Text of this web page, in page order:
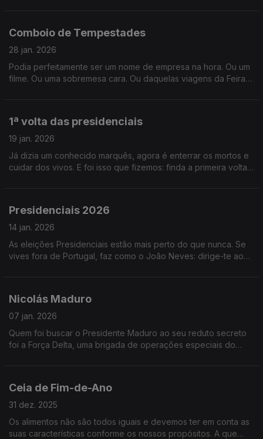
Comboio de Tempestades
28 jan. 2026
Podia perfeitamente ser um nome de empresa na hora. Ou um
filme. Ou uma sobremesa cara. Ou daquelas viagens da Feira
1ª volta das presidenciais
19 jan. 2026
Já dizia um conhecido marquês, agora é enterrar os mortos e
cuidar dos vivos. E foi isso que fizemos: finda a primeira volta
Presidenciais 2026
14 jan. 2026
As eleições Presidenciais estão mais perto do que nunca. Se
vives fora de Portugal, faz como o João Neves: dirige-te ao
Nicolás Maduro
07 jan. 2026
Quem foi buscar o Presidente Maduro ao seu reduto secreto
foi a Força Delta, uma brigada de operações especiais do
Ceia de Fim-de-Ano
31 dez. 2025
Os alimentos não são todos iguais e devemos ter em conta as
suas características conforme os nossos propósitos. A que